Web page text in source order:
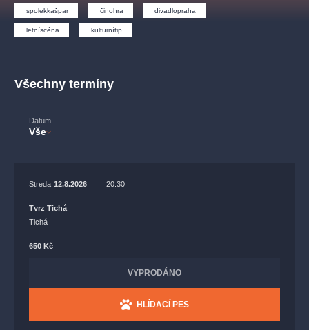
spolekkašpar činohra divadlopraha
letníscéna kulturnítip
Všechny termíny
Datum
Vše
Streda 12.8.2026 20:30
Tvrz Tichá
Tichá
650 Kč
VYPRODÁNO
HLÍDACÍ PES
Nejnavštěvovanější
muzikálypraha divadlopraha